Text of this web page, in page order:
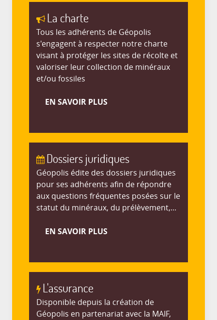
La charte
Tous les adhérents de Géopolis
s'engagent à respecter notre charte
visant à protéger les sites de récolte et
valoriser leur collection de minéraux
et/ou fossiles
EN SAVOIR PLUS
Dossiers juridiques
Géopolis édite des dossiers juridiques
pour ses adhérents afin de répondre
aux questions fréquentes posées sur le
statut du minéraux, du prélèvement,...
EN SAVOIR PLUS
L'assurance
Disponible depuis la création de
Géopolis en partenariat avec la MAIF,